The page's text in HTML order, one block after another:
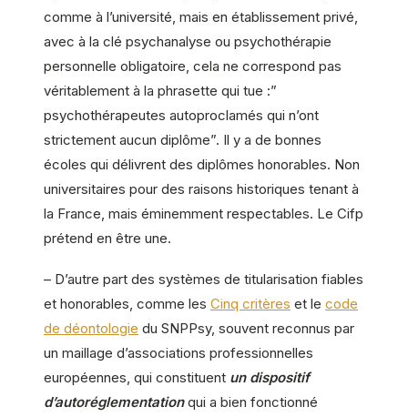
comme à l’université, mais en établissement privé,
avec à la clé psychanalyse ou psychothérapie
personnelle obligatoire, cela ne correspond pas
véritablement à la phrasette qui tue :”
psychothérapeutes autoproclamés qui n’ont
strictement aucun diplôme”. Il y a de bonnes
écoles qui délivrent des diplômes honorables. Non
universitaires pour des raisons historiques tenant à
la France, mais éminemment respectables. Le Cifp
prétend en être une.
– D’autre part des systèmes de titularisation fiables
et honorables, comme les Cinq critères et le code
de déontologie du SNPPsy, souvent reconnus par
un maillage d’associations professionnelles
européennes, qui constituent un dispositif
d’autoréglementation qui a bien fonctionné